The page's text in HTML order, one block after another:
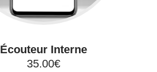
Écouteur Interne
35.00€